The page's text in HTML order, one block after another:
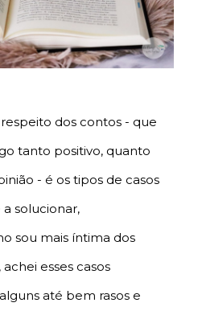
dos contos - que
tanto positivo, quanto
- é os tipos de casos
solucionar,
sou mais íntima dos
esses casos
até bem rasos e